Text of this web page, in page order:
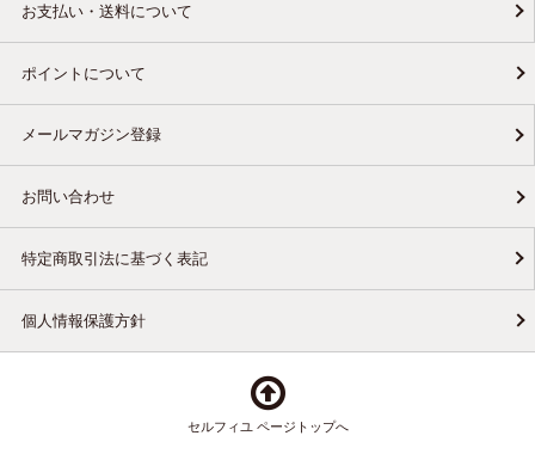
お支払い・送料について
ポイントについて
メールマガジン登録
お問い合わせ
特定商取引法に基づく表記
個人情報保護方針
セルフィユ ページトップへ